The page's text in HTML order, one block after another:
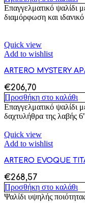
Επαγγελματικό ψαλίδι
διαμόρφωση και ιδανικό
Quick view
Add to wishlist
ARTERO MYSTERY
€206,70
Προσθήκη στο καλάθι
Επαγγελματικό ψαλίδι
δαχτυλήθρα της λαβής
Quick view
Add to wishlist
ARTERO EVOQUE
€268,57
Προσθήκη στο καλάθι
Ψαλίδι υψηλής